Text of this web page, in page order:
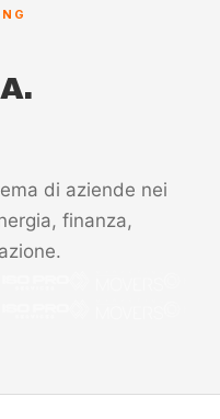
di aziende nei
finanza,